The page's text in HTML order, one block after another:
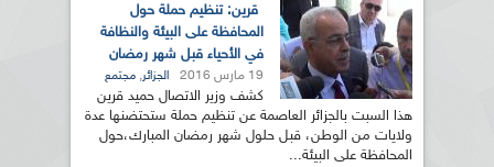
قرين: تنظيم حملة حول
المحافظة على البيئة والنظافة
في الأحياء قبل شهر رمضان
19 مارس 2016 الجزائر, مجتمع
كشف وزير الاتصال حميد قرين
هذا السبت بالجزائر العاصمة عن تنظيم حملة ستحتضنها عدة
ولايات من الوطن، قبل حلول شهر رمضان المبارك،حول
المحافظة على البيئة...